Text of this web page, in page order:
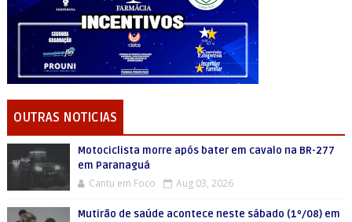
OUTRAS NOTICIAS
Motociclista morre após bater em cavalo na BR-277
em Paranaguá
Cantu em Foco Aug 03, 2026
Mutirão de saúde acontece neste sábado (1º/08) em